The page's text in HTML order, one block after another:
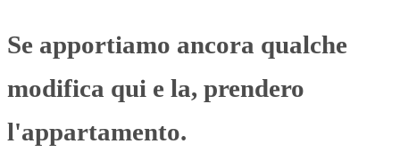
Se apportiamo ancora qualche
modifica qui e la, prendero
l'appartamento.